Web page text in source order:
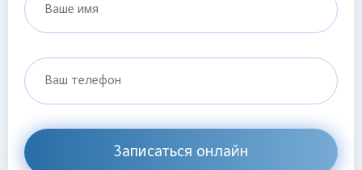
Ваше имя
Ваш телефон
Записаться онлайн